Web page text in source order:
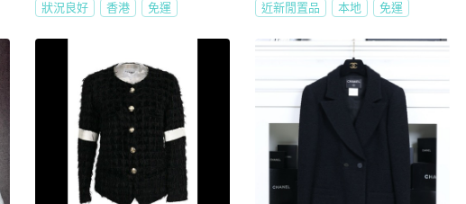
狀況良好 香港 免運 近新閒置品 本地 免運